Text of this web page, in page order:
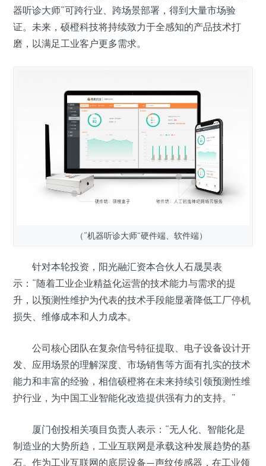
器听诊大师”可跨行业、跨场景部署，得到大量市场验
证。未来，硕橙科技将持续致力于全感知的产品技术打
磨，以满足工业客户更多需求。
（“机器听诊大师”硬件端、软件端）
针对本轮投资，阳光融汇资本合伙人石晟昊表
示：“随着工业企业精益化运营的技术能力与需求的提
升，以预测性维护为代表的技术手段能显著降低工厂停机
损失、维修成本和人力成本。
公司核心团队在复杂信号特征提取、电子设备设计开
发、应用场景的理解深度、市场销售等方面有扎实的技术
能力和丰富的经验，相信硕橙将在未来持续引领预测性维
护行业，为中国工业智能化改造提供强有力的支持。”
厦门创投相关项目负责人表示：“无人化、智能化是
制造业的大势所趋，工业互联网是承载这种发展趋势的基
石。作为工业互联网的底层设备—声纹传感器，在工业领